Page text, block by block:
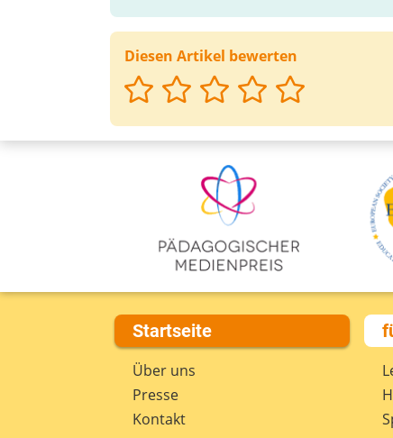
Diesen Artikel bewerten
Startseite
Über uns
Presse
Kontakt